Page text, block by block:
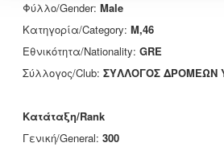
Φύλλο/Gender: Male
Κατηγορία/Category: M,46
Εθνικότητα/Nationality: GRE
Σύλλογος/Club: ΣΥΛΛΟΓΟΣ ΔΡΟΜΕΩΝ
Κατάταξη/Rank
Γενική/General: 300